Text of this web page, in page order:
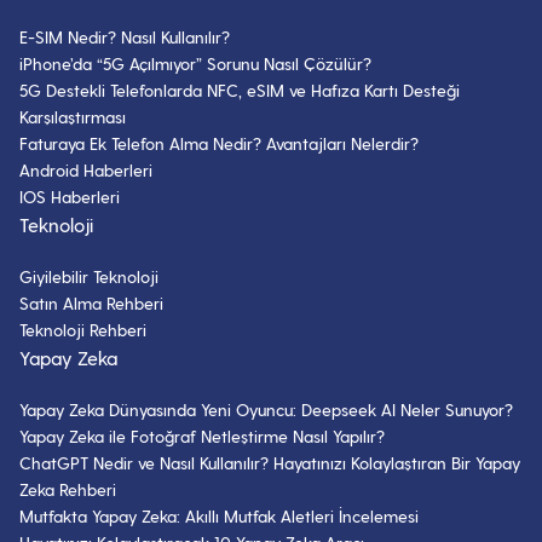
Satın Alma Rehberi
14 Nisan 2024- 10 dk okuma
Air Fryer ile Yapılabilecek 12 Nefis
Tarifi
8 Kasım 2022
Airfryer’da Patlıcan Kızartma Tarifi
ve İpuçları
6 Mart 2024- 4 dk okuma
Termosifon Nedir? Ne İşe Yarar?
27 Aralık 2023- 13 dk okuma
E-SIM Nedir? Nasıl Kullanılır?
iPhone’da “5G Açılmıyor” Sorunu Nasıl Çözülür?
5G Destekli Telefonlarda NFC, eSIM ve Hafıza Kartı Desteği
Karşılaştırması
Faturaya Ek Telefon Alma Nedir? Avantajları Nelerdir?
Android Haberleri
IOS Haberleri
Teknoloji
Giyilebilir Teknoloji
Satın Alma Rehberi
Teknoloji Rehberi
Yapay Zeka
Yapay Zeka Dünyasında Yeni Oyuncu: Deepseek AI Neler Sunuyor?
Yapay Zeka ile Fotoğraf Netleştirme Nasıl Yapılır?
ChatGPT Nedir ve Nasıl Kullanılır? Hayatınızı Kolaylaştıran Bir Yapay
Zeka Rehberi
Mutfakta Yapay Zeka: Akıllı Mutfak Aletleri İncelemesi